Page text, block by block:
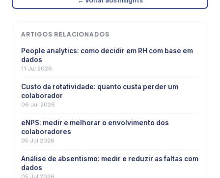
ARTIGOS RELACIONADOS
People analytics: como decidir em RH com base em
dados
11 Jul 2026
Custo da rotatividade: quanto custa perder um
colaborador
06 Jul 2026
eNPS: medir e melhorar o envolvimento dos
colaboradores
05 Jul 2026
Análise de absentismo: medir e reduzir as faltas com
dados
05 Jul 2026